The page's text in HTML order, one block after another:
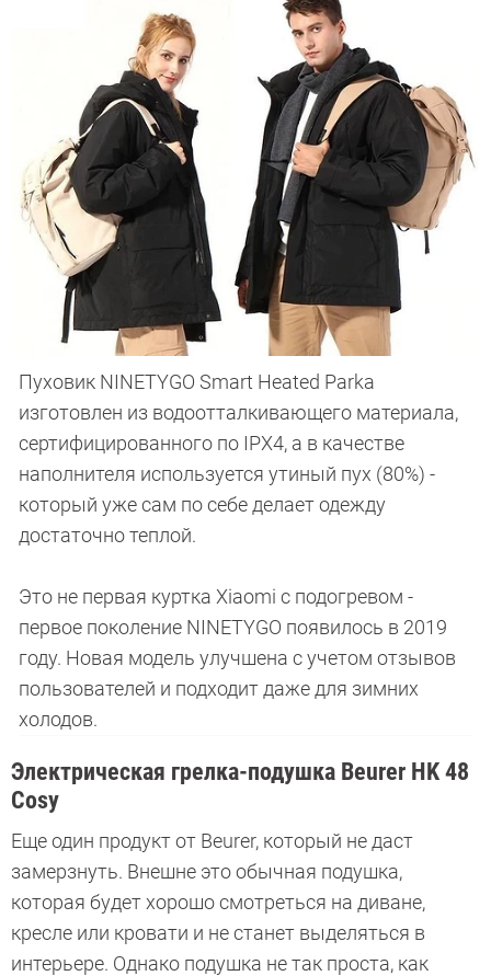
Пуховик NINETYGO Smart Heated Parka
изготовлен из водоотталкивающего материала,
сертифицированного по IPX4, а в качестве
наполнителя используется утиный пух (80%) -
который уже сам по себе делает одежду
достаточно теплой.
Это не первая куртка Xiaomi с подогревом -
первое поколение NINETYGO появилось в 2019
году. Новая модель улучшена с учетом отзывов
пользователей и подходит даже для зимних
холодов.
Электрическая грелка-подушка Beurer HK 48
Cosy
Еще один продукт от Beurer, который не даст
замерзнуть. Внешне это обычная подушка,
которая будет хорошо смотреться на диване,
кресле или кровати и не станет выделяться в
интерьере. Однако подушка не так проста, как